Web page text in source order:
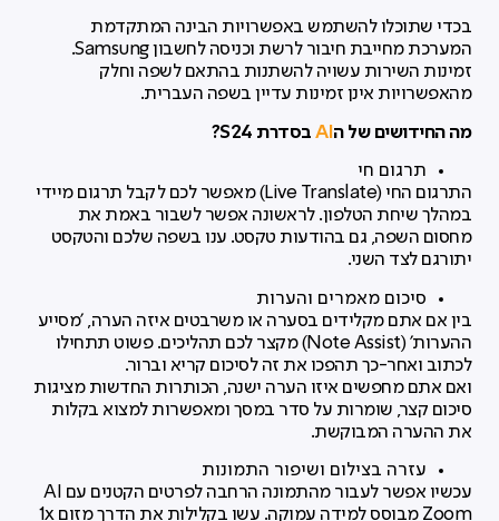
בכדי שתוכלו להשתמש באפשרויות הבינה המתקדמת
המערכת מחייבת חיבור לרשת וכניסה לחשבון Samsung.
זמינות השירות עשויה להשתנות בהתאם לשפה וחלק
מהאפשרויות אינן זמינות עדיין בשפה העברית.
מה החידושים של ה AI בסדרת S24?
תרגום חי
התרגום החי (Live Translate) מאפשר לכם לקבל תרגום מיידי
במהלך שיחת הטלפון. לראשונה אפשר לשבור באמת את
מחסום השפה, גם בהודעות טקסט. ענו בשפה שלכם והטקסט
יתורגם לצד השני.
סיכום מאמרים והערות
בין אם אתם מקלידים בסערה או משרבטים איזה הערה, 'מסייע
ההערות' (Note Assist) מקצר לכם תהליכים. פשוט תתחילו
לכתוב ואחר-כך תהפכו את זה לסיכום קריא וברור.
ואם אתם מחפשים איזו הערה ישנה, הכותרות החדשות מציגות
סיכום קצר, שומרות על סדר במסך ומאפשרות למצוא בקלות
את ההערה המבוקשת.
עזרה בצילום ושיפור התמונות
עכשיו אפשר לעבור מהתמונה הרחבה לפרטים הקטנים עם AI
Zoom מבוסס למידה עמוקה. עשו בקלילות את הדרך מזום 1x